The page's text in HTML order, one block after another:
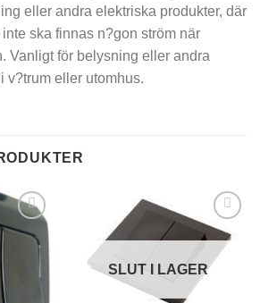
eller andra elektriska produkter, där
ska finnas n?gon ström när
Vanligt för belysning eller andra
v?trum eller utomhus.
SLUT I LAGER